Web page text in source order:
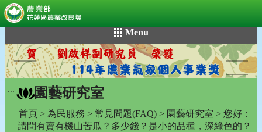
到
主
要
內
容
Menu
::: 園藝研究室
首頁 > 為民服務 > 常見問題(FAQ) > 園藝研究室 > 您好：
請問有賣有機山苦瓜？多少錢？是小的品種，深綠色的？